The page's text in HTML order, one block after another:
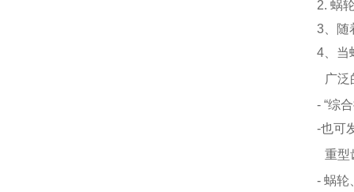
2. 蜗
3、随
4、当
广泛
- “综
-也可
重型
- 蜗轮